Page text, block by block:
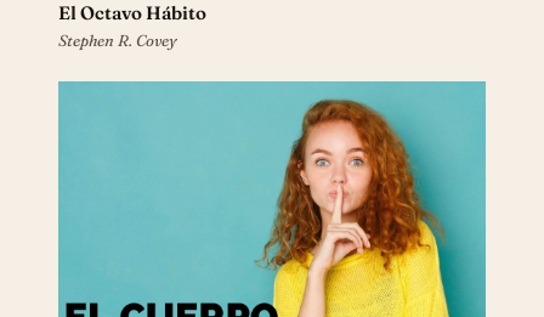
El Octavo Hábito
Stephen R. Covey